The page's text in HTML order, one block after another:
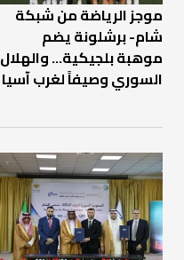
موجز الرياضة من شبكة
شام- برشلونة يضم
موهبة بلجيكية... والهلال
السوري وصيفاً لغرب آسيا